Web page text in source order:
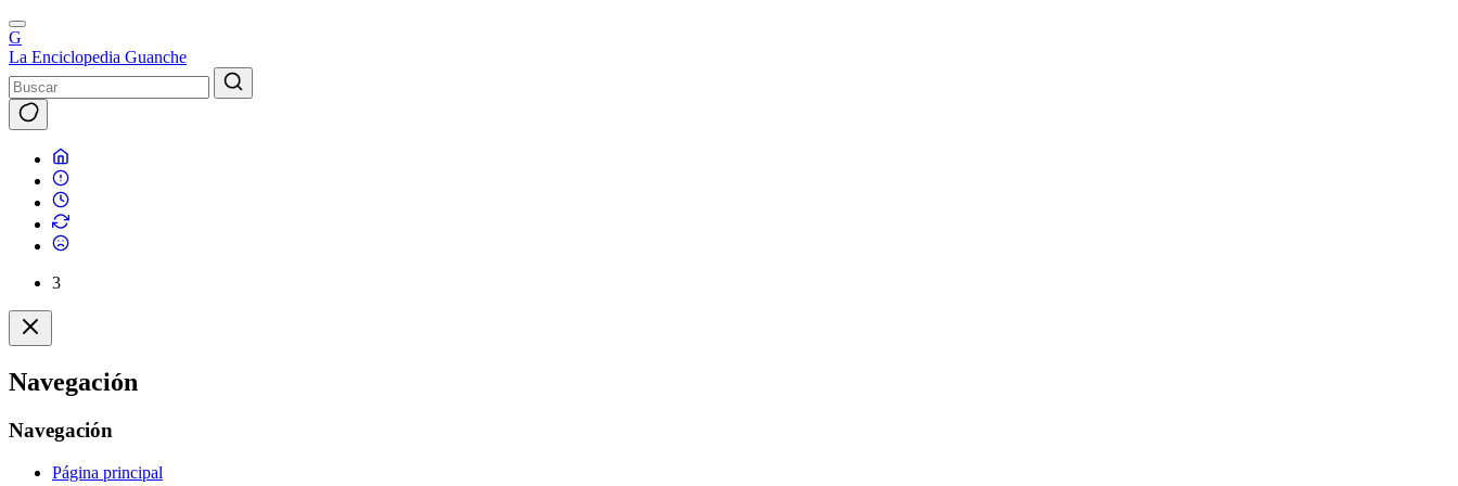
G
La Enciclopedia Guanche
3
Navegación
Navegación
Página principal